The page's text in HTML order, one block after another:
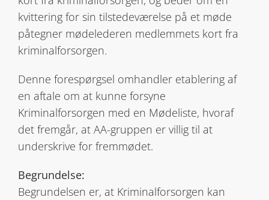
kvittering for sin tilstedeværelse på et møde
påtegner mødelederen medlemmets kort fra
kriminalforsorgen.
Denne forespørgsel omhandler etablering af
en aftale om at kunne forsyne
Kriminalforsorgen med en Mødeliste, hvoraf
det fremgår, at AA-gruppen er villig til at
underskrive for fremmødet.
Begrundelse:
Begrundelsen er, at Kriminalforsorgen kan